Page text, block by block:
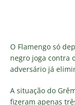
O Flamengo só
negro joga contra
adversário já
A situação do
fizeram apenas